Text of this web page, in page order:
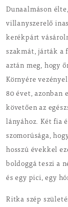
Dunaalmáson
villanyszerelő
kerékpárt
szakmát, járták a
aztán meg, hogy
Környére
80 évet, azonban
követően az
lányához. Két fia
szomorúsága,
hosszú évekkel
boldoggá teszi a
és egy pici, egy
Ritka szép